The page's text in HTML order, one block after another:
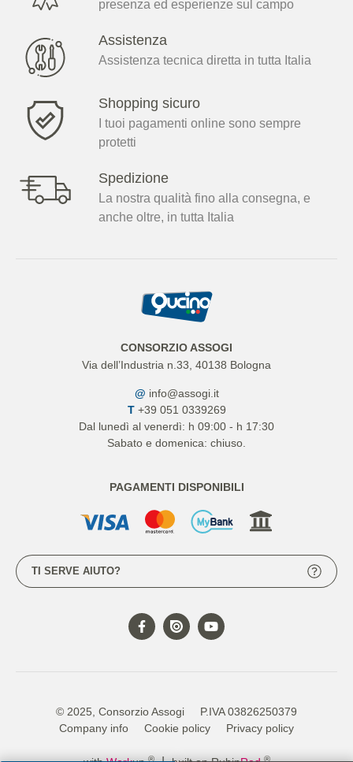
presenza ed esperienze sul campo
Assistenza
Assistenza tecnica diretta in tutta Italia
Shopping sicuro
I tuoi pagamenti online sono sempre
protetti
Spedizione
La nostra qualità fino alla consegna, e
anche oltre, in tutta Italia
CONSORZIO ASSOGI
Via dell’Industria n.33, 40138 Bologna
@ info@assogi.it
T +39 051 0339269
Dal lunedì al venerdì: h 09:00 - h 17:30
Sabato e domenica: chiuso.
PAGAMENTI DISPONIBILI
TI SERVE AIUTO?
© 2025, Consorzio Assogi
P.IVA 03826250379
Company info
Cookie policy Privacy policy
® ®